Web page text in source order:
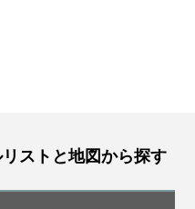
ストと地図から探す